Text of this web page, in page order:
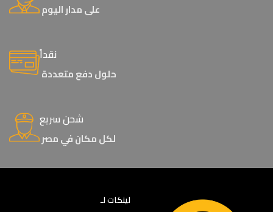
على مدار اليوم
نقداً
حلول دفع متعددة
شحن سريع
لكل مكان في مصر
لينكات لـ